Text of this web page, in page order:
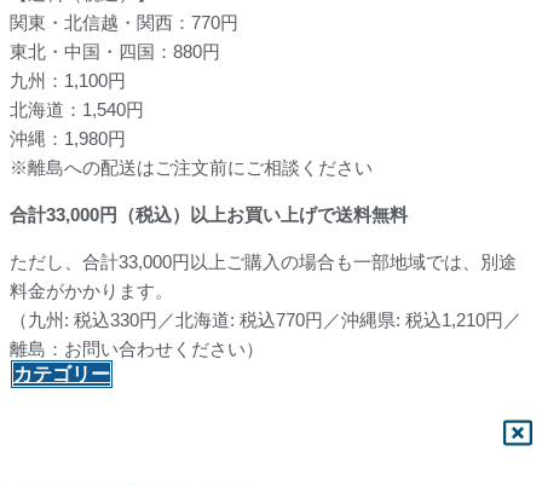
関東・北信越・関西：770円
東北・中国・四国：880円
九州：1,100円
北海道：1,540円
沖縄：1,980円
※離島への配送はご注文前にご相談ください
合計33,000円（税込）以上お買い上げで送料無料
ただし、合計33,000円以上ご購入の場合も一部地域では、別途
料金がかかります。
（九州: 税込330円／北海道: 税込770円／沖縄県: 税込1,210円／
離島：お問い合わせください）
カテゴリー